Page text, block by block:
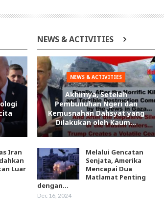
Iran
Luar
NEWS & ACTIVITIES
NEWS & ACTIVITIES
Akhirnya, Setelah
Pembunuhan Ngeri dan
Kemusnahan Dahsyat yang
Dilakukan oleh Kaum…
Melalui Gencatan
Senjata, Amerika
Mencapai Dua
Matlamat Penting
dengan…
Dec 16, 2024